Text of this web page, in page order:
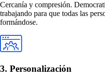
Cercanía y compresión.
trabajando para que todas las
formándose.
3. Personalización